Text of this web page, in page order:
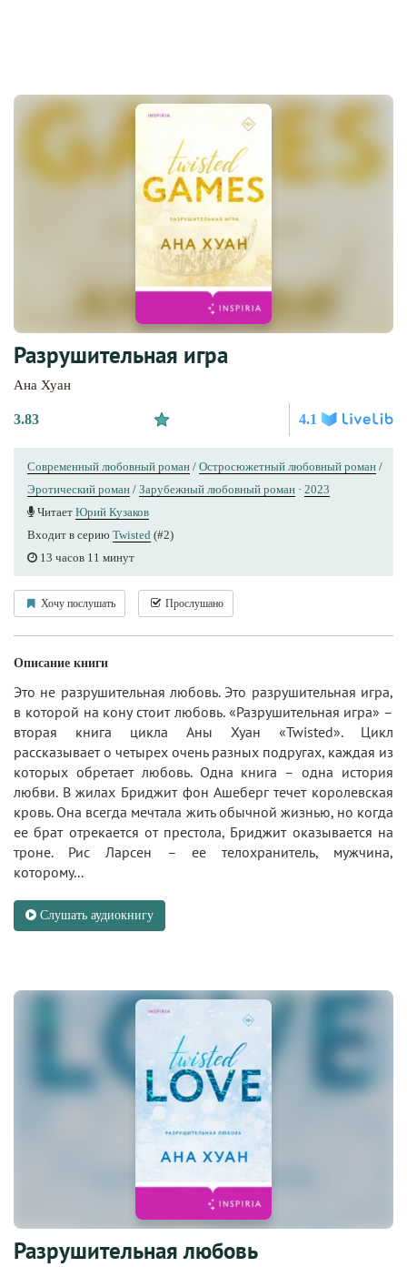
Разрушительная игра
Ана Хуан
3.83 4.1
Современный любовный роман / Остросюжетный любовный роман /
Эротический роман / Зарубежный любовный роман · 2023
Читает Юрий Кузаков
Входит в серию Twisted (#2)
13 часов 11 минут
Хочу послушать Прослушано
Описание книги
Это не разрушительная любовь. Это разрушительная игра,
в которой на кону стоит любовь. «Разрушительная игра» –
вторая книга цикла Аны Хуан «Twisted». Цикл
рассказывает о четырех очень разных подругах, каждая из
которых обретает любовь. Одна книга – одна история
любви. В жилах Бриджит фон Ашеберг течет королевская
кровь. Она всегда мечтала жить обычной жизнью, но когда
ее брат отрекается от престола, Бриджит оказывается на
троне. Рис Ларсен – ее телохранитель, мужчина,
которому...
Слушать аудиокнигу
Разрушительная любовь